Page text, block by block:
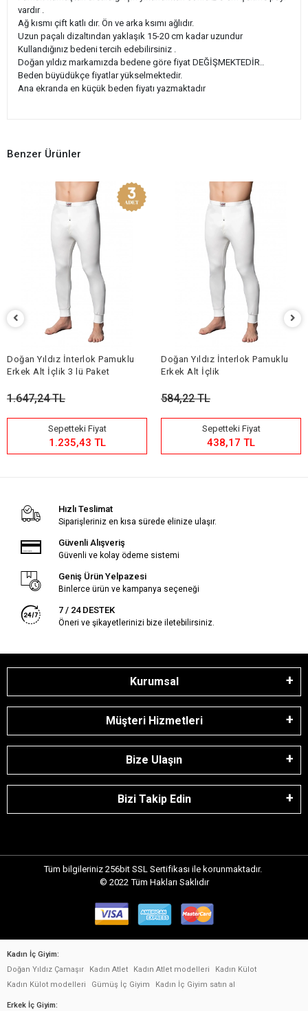
vardır .
Ağ kısmı çift katlı dır. Ön ve arka ksımı ağlıdır.
Uzun paçalı dizaltından yaklaşık 15-20 cm kadar uzundur
Kullandığınız bedeni tercih edebilirsiniz .
Doğan yıldız markamızda bedene göre fiyat DEĞİŞMEKTEDİR..
Beden büyüdükçe fiyatlar yükselmektedir.
Ana ekranda en küçük beden fiyatı yazmaktadır
Benzer Ürünler
Doğan Yıldız İnterlok Pamuklu
Erkek Alt İçlik 3 lü Paket
1.647,24 TL
Sepetteki Fiyat
1.235,43 TL
Doğan Yıldız İnterlok Pamuklu
Erkek Alt İçlik
584,22 TL
Sepetteki Fiyat
438,17 TL
Hızlı Teslimat
Siparişleriniz en kısa sürede elinize ulaşır.
Güvenli Alışveriş
Güvenli ve kolay ödeme sistemi
Geniş Ürün Yelpazesi
Binlerce ürün ve kampanya seçeneği
7 / 24 DESTEK
Öneri ve şikayetlerinizi bize iletebilirsiniz.
Kurumsal
Müşteri Hizmetleri
Bize Ulaşın
Bizi Takip Edin
Tüm bilgileriniz 256bit SSL Sertifikası ile korunmaktadır.
© 2022 Tüm Hakları Saklıdır
Kadın İç Giyim:
Doğan Yıldız Çamaşır
Kadın Atlet Kadın Atlet modelleri
Kadın Külot
Kadın Külot modelleri
Gümüş İç Giyim Kadın İç Giyim satın al
Erkek İç Giyim: